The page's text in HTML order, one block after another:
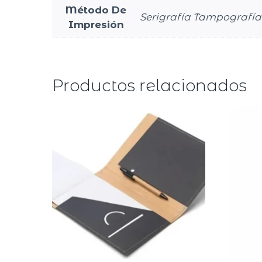
Método De
Impresión
Serigrafía Tampografía
Productos relacionados